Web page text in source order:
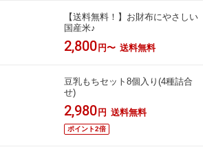
【送料無料！】お財布にやさしい
国産米♪
2,800 円〜 送料無料
豆乳もちセット8個入り(4種詰合
せ)
2,980 円 送料無料
ポイント2倍